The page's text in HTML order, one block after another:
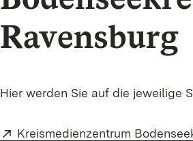
Ravensburg
Hier werden Sie auf die jeweilige
Extern:
Kreismedienzentrum